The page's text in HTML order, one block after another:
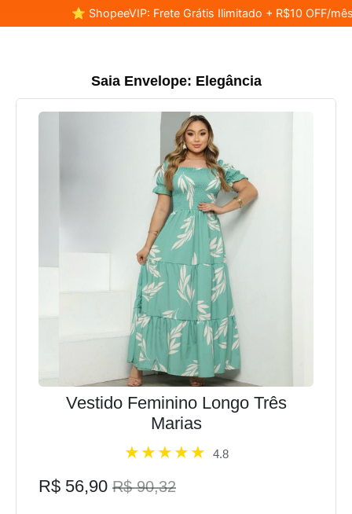
⭐ ShopeeVIP: Frete Grátis Ilimitado + R$10 OFF/
Saia Envelope: Elegância
Vestido Feminino Longo Três
Marias
4.8
R$ 56,90 R$ 90,32